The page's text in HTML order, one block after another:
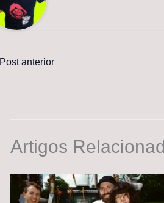
Post anterior
Artigos